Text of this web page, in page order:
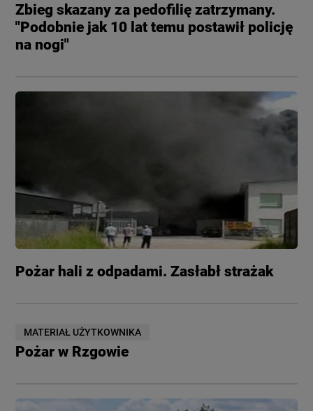
Zbieg skazany za pedofilię zatrzymany.
"Podobnie jak 10 lat temu postawił policję
na nogi"
Pożar hali z odpadami. Zasłabł strażak
MATERIAŁ UŻYTKOWNIKA
Pożar w Rzgowie